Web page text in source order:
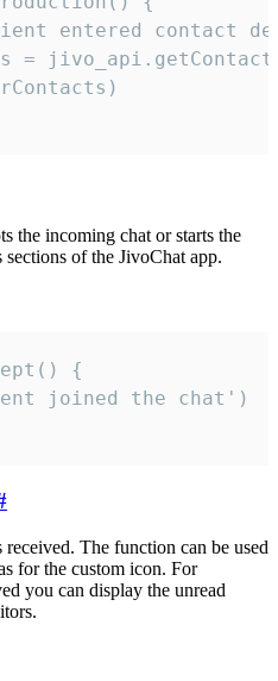
entered contact
=
the incoming chat or starts the
of the JivoChat app.
{
The function can be used
for the custom icon. For
you can display the unread